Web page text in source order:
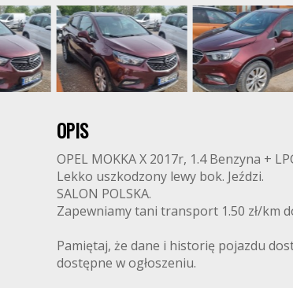
OPIS
OPEL MOKKA X 2017r, 1.4 Benzyna +
Lekko uszkodzony lewy bok. Jeździ.
SALON POLSKA.
Zapewniamy tani transport 1.50 zł/km
Pamiętaj, że dane i historię pojazdu
dostępne w ogłoszeniu.